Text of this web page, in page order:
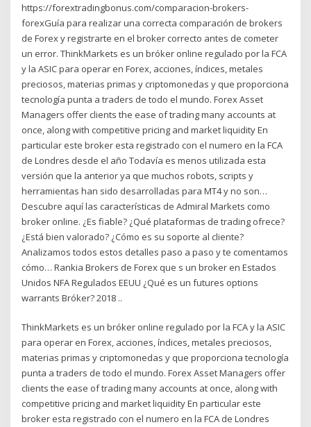
https://forextradingbonus.com/comparacion-brokers-
forexGuía para realizar una correcta comparación de brokers
de Forex y registrarte en el broker correcto antes de cometer
un error. ThinkMarkets es un bróker online regulado por la FCA
y la ASIC para operar en Forex, acciones, índices, metales
preciosos, materias primas y criptomonedas y que proporciona
tecnología punta a traders de todo el mundo. Forex Asset
Managers offer clients the ease of trading many accounts at
once, along with competitive pricing and market liquidity En
particular este broker esta registrado con el numero en la FCA
de Londres desde el año Todavía es menos utilizada esta
versión que la anterior ya que muchos robots, scripts y
herramientas han sido desarrolladas para MT4 y no son…
Descubre aquí las características de Admiral Markets como
broker online. ¿Es fiable? ¿Qué plataformas de trading ofrece?
¿Está bien valorado? ¿Cómo es su soporte al cliente?
Analizamos todos estos detalles paso a paso y te comentamos
cómo… Rankia Brokers de Forex que s un broker en Estados
Unidos NFA Regulados EEUU ¿Qué es un futures options
warrants Bróker? 2018 ..
ThinkMarkets es un bróker online regulado por la FCA y la ASIC
para operar en Forex, acciones, índices, metales preciosos,
materias primas y criptomonedas y que proporciona tecnología
punta a traders de todo el mundo. Forex Asset Managers offer
clients the ease of trading many accounts at once, along with
competitive pricing and market liquidity En particular este
broker esta registrado con el numero en la FCA de Londres